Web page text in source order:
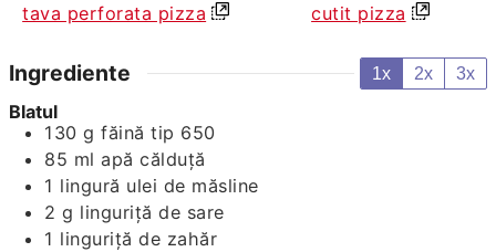
tava perforata pizza cutit pizza
Ingrediente 1x 2x 3x
Blatul
130 g făină tip 650
85 ml apă călduță
1 lingură ulei de măsline
2 g linguriță de sare
1 linguriță de zahăr